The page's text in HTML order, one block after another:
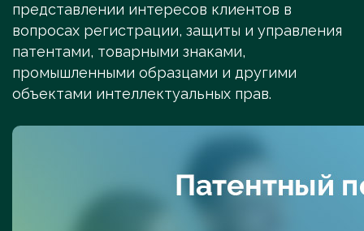
представлении интересов клиентов в
вопросах регистрации, защиты и управления
патентами, товарными знаками,
промышленными образцами и другими
объектами интеллектуальных прав.